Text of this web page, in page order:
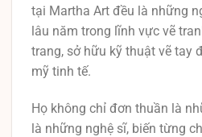
tại Martha Art đều là những
lâu năm trong lĩnh vực vẽ
trang, sở hữu kỹ thuật vẽ tay
mỹ tinh tế.
Họ không chỉ đơn thuần là
là những nghệ sĩ, biến từng